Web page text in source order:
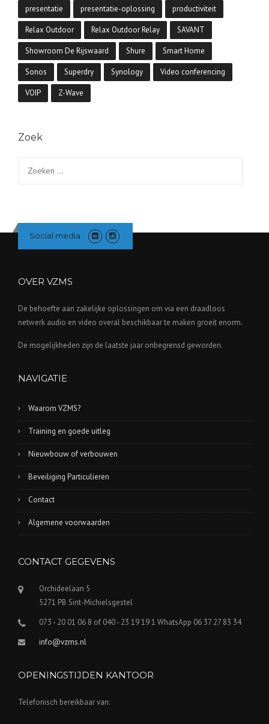
presentatie presentatie-oplossing productiviteit
Relax Outdoor Relax Outdoor Relay SAVANT
Showroom De Rijswaard Shure Smart Home
Sonos Superdry Synology Video conferencing
VOIP Z-Wave
Zoek
naar:
Social media
OVER VZMS
De behoefte aan zakelijke oplossingen om via een draadloos
netwerk audio en video overal beschikbaar te maken groeit enorm.
De mogelijkheden zijn de laatste jaar onbegrensd geworden.
NAVIGATIE
Waarom VZMS?
Training en goede uitleg
Nieuwbouw of verbouwen
Beveiliging Particulieren
Contact
Algemene voorwaarden
CONTACT GEGEVENS
Orchideelaan 5
5271 PB Sint-Michielsgestel
073 - 20 01 06 8 of 040 - 23 19 19 1 WhatsApp 06 37 27 83 34
info@vzms.nl
OPENINGSTIJDEN KANTOOR
Telefonisch bereikbaar van: